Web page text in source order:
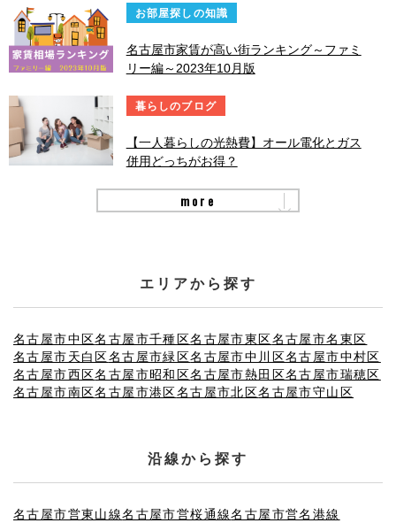
お部屋探しの知識
名古屋市家賃が高い街ランキング～ファミ
リー編～2023年10月版
暮らしのブログ
【一人暮らしの光熱費】オール電化とガス
併用どっちがお得？
more
エリアから探す
名古屋市中区名古屋市千種区名古屋市東区名古屋市名東区
名古屋市天白区名古屋市緑区名古屋市中川区名古屋市中村区
名古屋市西区名古屋市昭和区名古屋市熱田区名古屋市瑞穂区
名古屋市南区名古屋市港区名古屋市北区名古屋市守山区
沿線から探す
名古屋市営東山線名古屋市営桜通線名古屋市営名港線